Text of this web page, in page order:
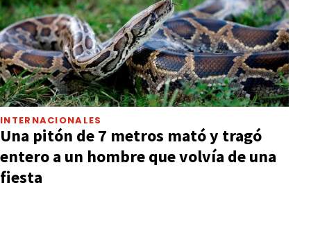
INTERNACIONALES
Una pitón de 7 metros mató y tragó
entero a un hombre que volvía de una
fiesta